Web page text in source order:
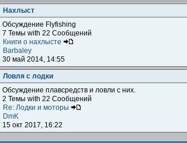
Нахлыст
Обсуждение Flyfishing
7 Темы with 22 Сообщений
Книги о нахлысте
Barbaley
30 май 2014, 14:55
Ловля с лодки
Обсуждение плавсредств и ловли с них.
2 Темы with 22 Сообщений
Re: Лодки и моторы
DmK
15 окт 2017, 16:22